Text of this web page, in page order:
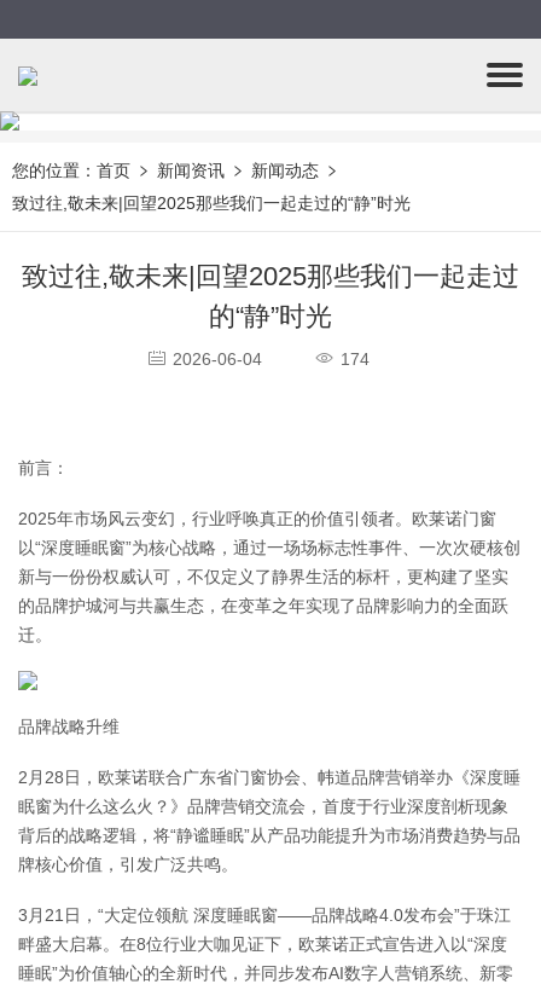
您的位置： 首页 新闻资讯
新闻动态
致过往,敬未来|回望2025那些我们一起走过的“静”时光
致过往,敬未来|回望2025那些我们一起走过
的“静”时光
2026-06-04 174
前言：
2025年市场风云变幻，行业呼唤真正的价值引领者。欧莱诺门窗
以“深度睡眠窗”为核心战略，通过一场场标志性事件、一次次硬核创
新与一份份权威认可，不仅定义了静界生活的标杆，更构建了坚实
的品牌护城河与共赢生态，在变革之年实现了品牌影响力的全面跃
迁。
品牌战略升维
2月28日，欧莱诺联合广东省门窗协会、帏道品牌营销举办《深度睡
眠窗为什么这么火？》品牌营销交流会，首度于行业深度剖析现象
背后的战略逻辑，将“静谧睡眠”从产品功能提升为市场消费趋势与品
牌核心价值，引发广泛共鸣。
3月21日，“大定位领航 深度睡眠窗——品牌战略4.0发布会”于珠江
畔盛大启幕。在8位行业大咖见证下，欧莱诺正式宣告进入以“深度
睡眠”为价值轴心的全新时代，并同步发布AI数字人营销系统、新零